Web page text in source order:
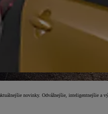
novinky. Odvážnejšie, inteligentnejšie